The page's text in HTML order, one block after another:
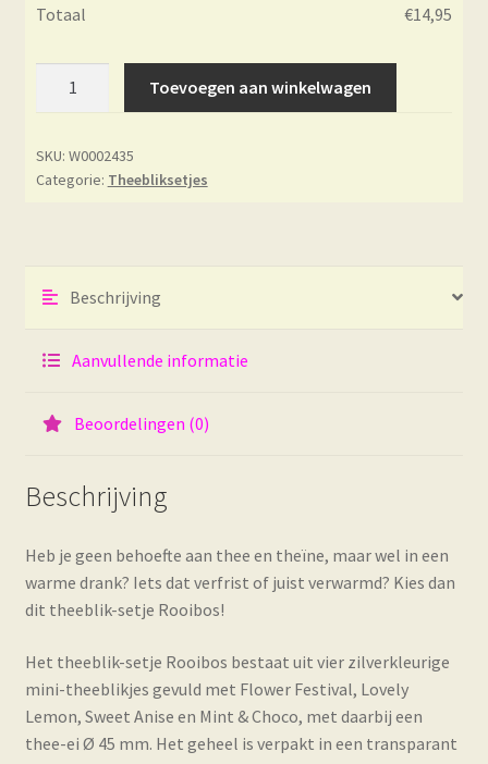
Totaal €14,95
Toevoegen aan winkelwagen
SKU: W0002435
Categorie: Theebliksetjes
Beschrijving
Aanvullende informatie
Beoordelingen (0)
Beschrijving
Heb je geen behoefte aan thee en theïne, maar wel in een
warme drank? Iets dat verfrist of juist verwarmd? Kies dan
dit theeblik-setje Rooibos!
Het theeblik-setje Rooibos bestaat uit vier zilverkleurige
mini-theeblikjes gevuld met Flower Festival, Lovely
Lemon, Sweet Anise en Mint & Choco, met daarbij een
thee-ei Ø 45 mm. Het geheel is verpakt in een transparant